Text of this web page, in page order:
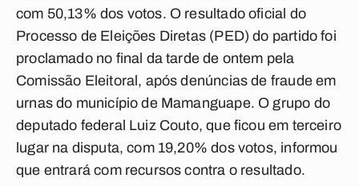
com 50,13% dos votos. O resultado oficial do
Processo de Eleições Diretas (PED) do partido foi
proclamado no final da tarde de ontem pela
Comissão Eleitoral, após denúncias de fraude em
urnas do município de Mamanguape. O grupo do
deputado federal Luiz Couto, que ficou em terceiro
lugar na disputa, com 19,20% dos votos, informou
que entrará com recursos contra o resultado.